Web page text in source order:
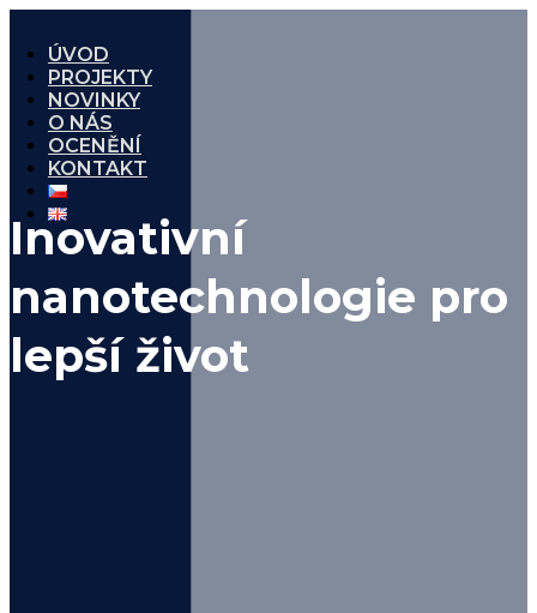
ÚVOD
PROJEKTY
NOVINKY
O NÁS
OCENĚNÍ
KONTAKT
Inovativní
nanotechnologie pro
lepší život